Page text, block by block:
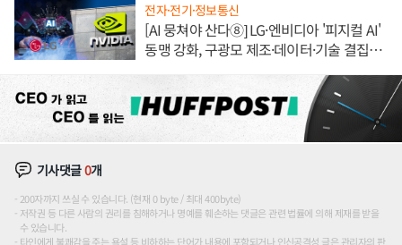
전자·전기·정보통신
[AI 뭉쳐야 산다⑧] LG·엔비디아 '피지컬 AI'
동맹 강화, 구광모 제조·데이터·기술 결집
기사댓글0개
200자까지 쓰실 수 있습니다. (현재 0 byte / 최대 400byte)
저작권 등 다른 사람의 권리를 침해하거나 명예를 훼손하는 댓글은 관련 법률에 의해 제재를 받을
수 있습니다.
타인에게 불쾌감을 주는 욕설 등 비하하는 단어가 내용에 포함되거나 인신공격성 글은 관리자의 판